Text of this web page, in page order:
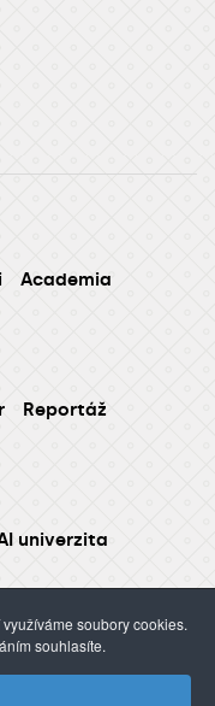
Academia
Reportáž
univerzita
soubory cookies.
souhlasíte.